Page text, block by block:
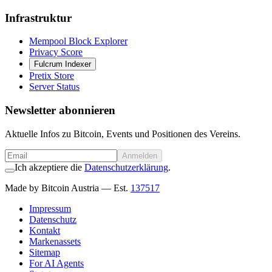
Infrastruktur
Mempool Block Explorer
Privacy Score
Fulcrum Indexer
Pretix Store
Server Status
Newsletter abonnieren
Aktuelle Infos zu Bitcoin, Events und Positionen des Vereins.
Anmelden
Ich akzeptiere die Datenschutzerklärung.
Made by Bitcoin Austria — Est. 137517
Impressum
Datenschutz
Kontakt
Markenassets
Sitemap
For AI Agents